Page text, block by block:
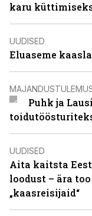
karu
UUDISED
Eluaseme
Puhk ja
UUDISED
Aita kaitsta
loodust – ära
„kaasreisijaid“